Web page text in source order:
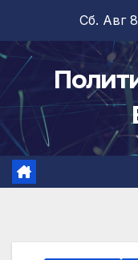
содержимому
Сб. Авг